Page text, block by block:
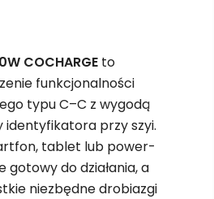
COCHARGE to
funkcjonalności
typu C–C z wygodą
identyfikatora przy szyi.
tablet lub power-
gotowy do działania, a
niezbędne drobiazgi